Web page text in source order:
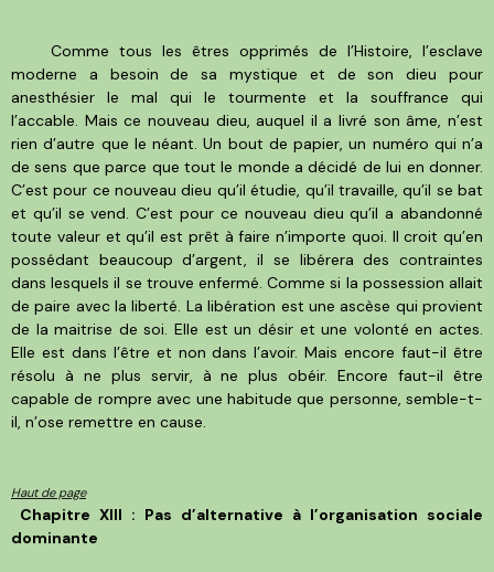
Comme tous les êtres opprimés de l’Histoire, l’esclave
moderne a besoin de sa mystique et de son dieu pour
anesthésier le mal qui le tourmente et la souffrance qui
l’accable. Mais ce nouveau dieu, auquel il a livré son âme, n’est
rien d’autre que le néant. Un bout de papier, un numéro qui n’a
de sens que parce que tout le monde a décidé de lui en donner.
C’est pour ce nouveau dieu qu’il étudie, qu’il travaille, qu’il se bat
et qu’il se vend. C’est pour ce nouveau dieu qu’il a abandonné
toute valeur et qu’il est prêt à faire n’importe quoi. Il croit qu’en
possédant beaucoup d’argent, il se libérera des contraintes
dans lesquels il se trouve enfermé. Comme si la possession allait
de paire avec la liberté. La libération est une ascèse qui provient
de la maitrise de soi. Elle est un désir et une volonté en actes.
Elle est dans l’être et non dans l’avoir. Mais encore faut-il être
résolu à ne plus servir, à ne plus obéir. Encore faut-il être
capable de rompre avec une habitude que personne, semble-t-
il, n’ose remettre en cause.
Haut de page
Chapitre XIII : Pas d’alternative à l’organisation sociale
dominante